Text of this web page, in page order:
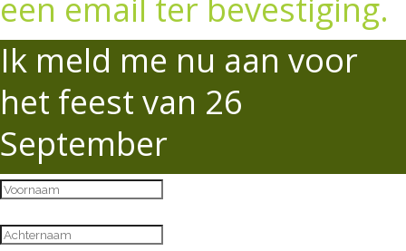
een email ter bevestiging.
Ik meld me nu aan voor
het feest van 26
September